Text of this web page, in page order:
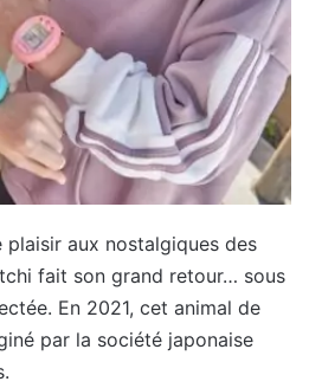
aux nostalgiques des
fait son grand retour… sous
En 2021, cet animal de
par la société japonaise